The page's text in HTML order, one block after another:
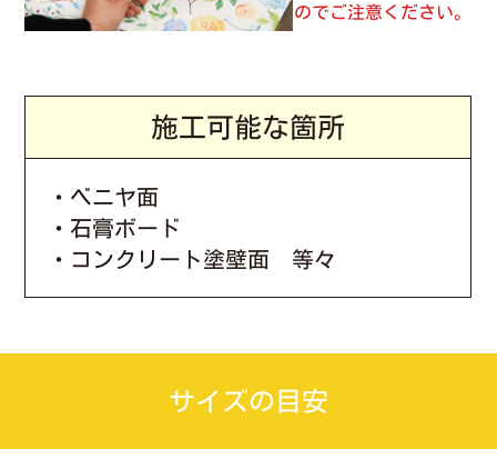
のでご注意ください。
施工可能な箇所
・ベニヤ面
・石膏ボード
・コンクリート塗壁面 等々
サイズの目安